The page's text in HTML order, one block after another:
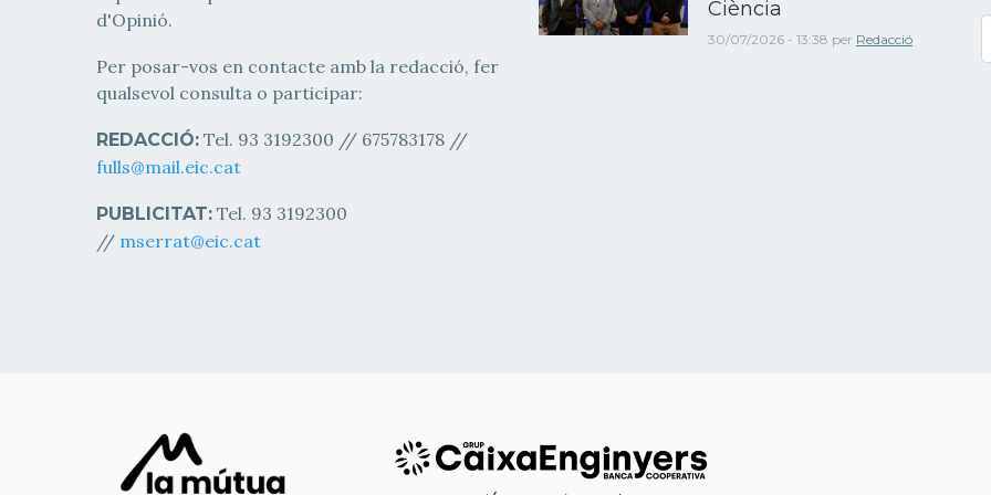
d'Opinió.
Per posar-vos en contacte amb la redacció, fer
qualsevol consulta o participar:
REDACCIÓ: Tel. 93 3192300 // 675783178 //
fulls@mail.eic.cat
PUBLICITAT: Tel. 93 3192300
// mserrat@eic.cat
Ciència
30/07/2026 - 13:38 per Redacció